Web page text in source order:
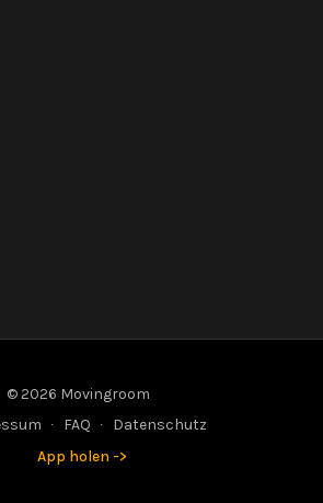
© 2026 Movingroom
∙ FAQ ∙ Datenschutz
App holen ->